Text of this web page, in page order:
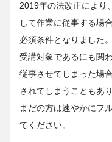
2019年の法改正により
して作業に従事する場
必須条件となりました。
受講対象であるにも関
従事させてしまった場
されてしまうこともあり
まだの方は速やかにフ
てください。